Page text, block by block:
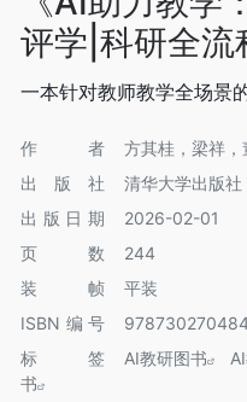
评学|科研全流
一本针对教师教学全场景
作者
方其桂，梁祥，
出版社
清华大学出版社
出版日期
2026-02-01
页数
244
装帧
平装
ISBN编号
标签
AI教研图书
书